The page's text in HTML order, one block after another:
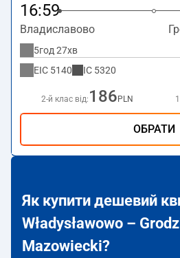
16:59
Владиславово
5год 27хв
EIC 5140 IC 5320
2-й клас від: 186 PLN
ОБРАТИ
Як купити дешевий
Władysławowo –
Mazowiecki?